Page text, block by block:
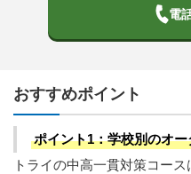
電
おすすめポイント
ポイント1：学校別のオ
トライの中高一貫対策コー